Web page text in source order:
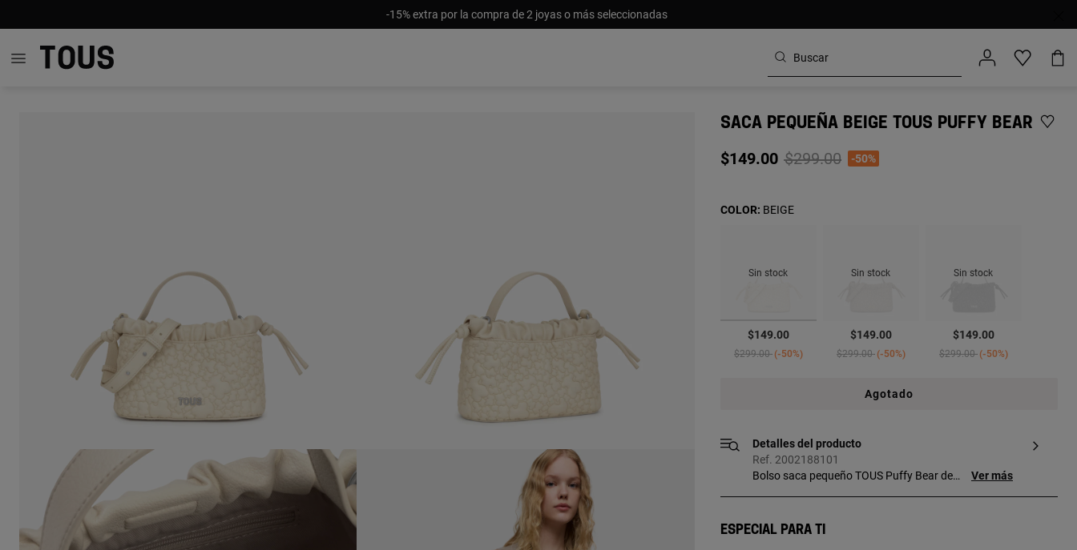
-15% extra por la compra de 2 joyas o más seleccionadas
SACA PEQUEÑA BEIGE TOUS PUFFY BEAR
$149.00 Price reduced from
$299.00to-50%
Sin stock
seleccionado
$149.00
Price reduced from
$299.00to-50%
Sin stock
$149.00
Price reduced from
$299.00to-50%
Sin stock
$149.00
Price reduced from
$299.00to-50%
COLOR: BEIGE
Agotado
Detalles del producto
Ref. 2002188101
Bolso saca pequeño TOUS Puffy Bear de
mano y asa bandolera ajustable y
Ver más
Especial para ti